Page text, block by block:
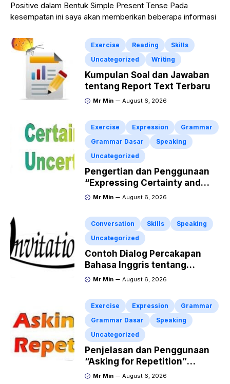
Positive dalam Bentuk Simple Present Tense Pada
kesempatan ini saya akan memberikan beberapa informasi
Exercise Reading
Skills
Uncategorized
Writing
Kumpulan Soal dan Jawaban
tentang Report Text Terbaru
Mr Min August 6, 2026
Exercise Expression
Grammar
Grammar Dasar
Speaking
Uncategorized
Pengertian dan Penggunaan
“Expressing Certainty and
Uncertainty” Lengkap
Mr Min August 6, 2026
Conversation Skills
Speaking
Uncategorized
Contoh Dialog Percakapan
Bahasa Inggris tentang
Invitation “Blues Concert” dan
Mr Min August 6, 2026
Exercise Expression
Grammar
Grammar Dasar
Speaking
Uncategorized
Penjelasan dan Penggunaan
“Asking for Repetition”
Lengkap dengan Contoh
Mr Min August 6, 2026